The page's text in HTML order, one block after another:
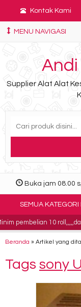
Kontak Kami
MENU NAVIGASI
Andi
Supplier Alat Alat
Buka jam 08.00
SEMUA KATEGORI
pembelian 10
Beranda » Artikel yang
Tags sony